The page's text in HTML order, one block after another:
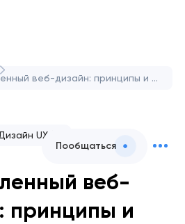
Пообщаться
Осмысленный веб-дизайн: принципы и критерии оценки
UX/UI
веб-
принципы и